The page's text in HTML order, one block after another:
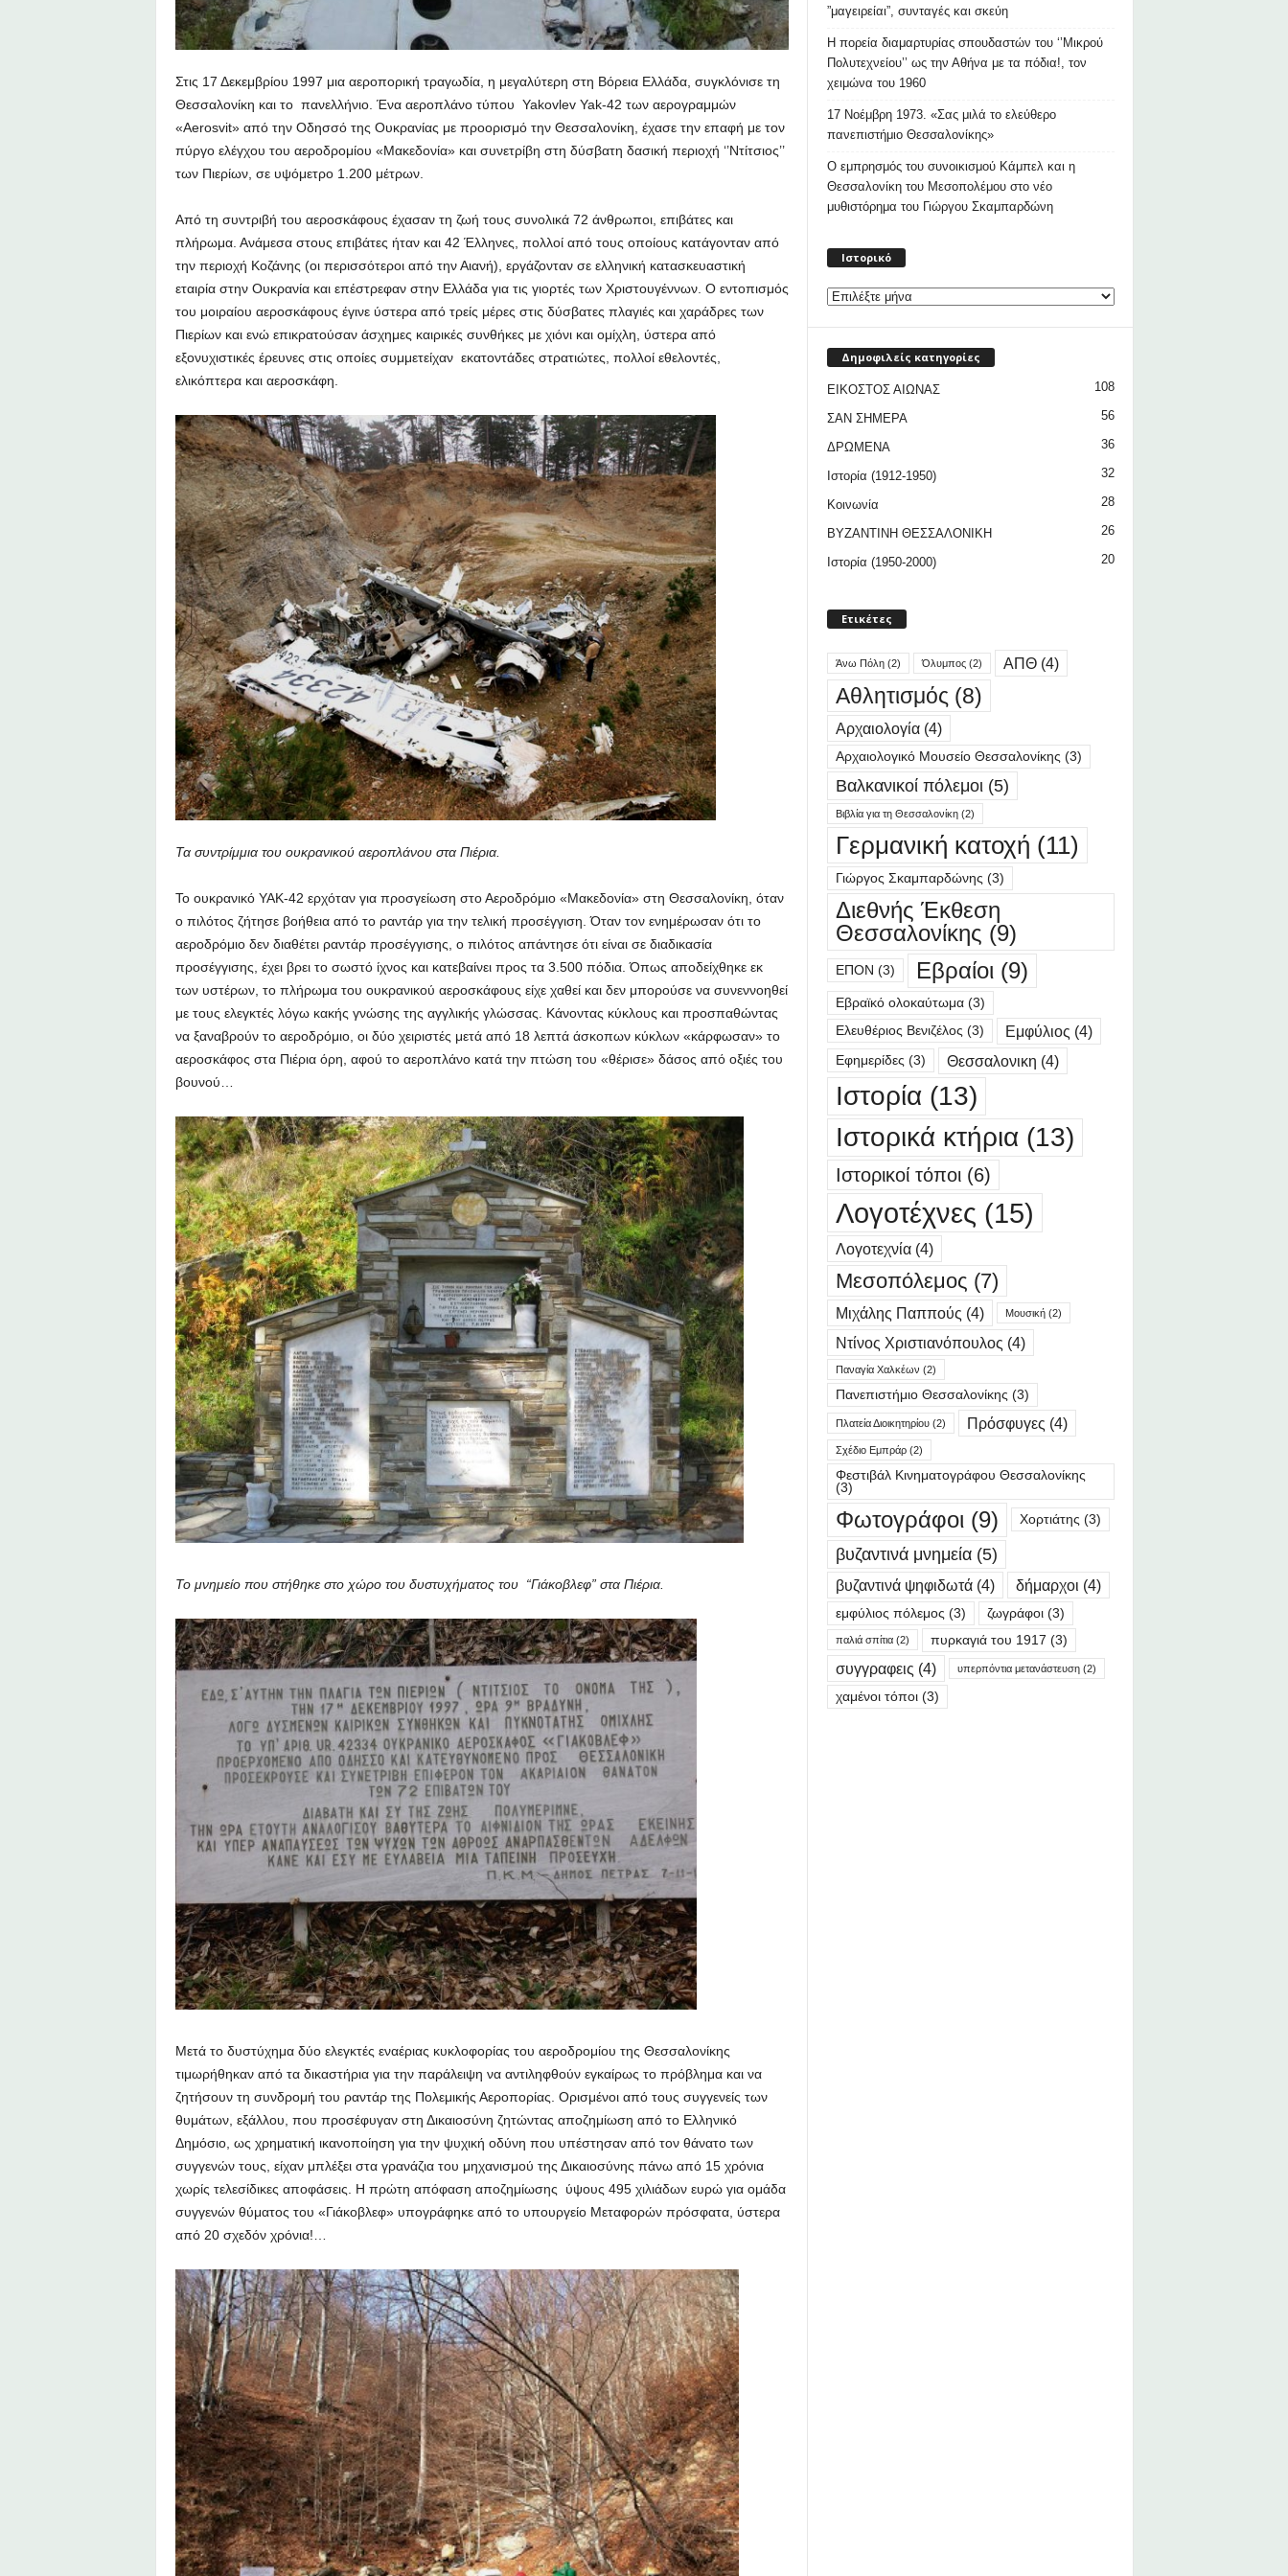
Στις 17 Δεκεμβρίου 1997 μια αεροπορική τραγωδία, η μεγαλύτερη στη Βόρεια Ελλάδα, συγκλόνισε τη
Θεσσαλονίκη και το πανελλήνιο. Ένα αεροπλάνο τύπου Yakovlev Yak-42 των αερογραμμών
«Aerosvit» από την Οδησσό της Ουκρανίας με προορισμό την Θεσσαλονίκη, έχασε την επαφή με τον
πύργο ελέγχου του αεροδρομίου «Μακεδονία» και συνετρίβη στη δύσβατη δασική περιοχή ‘’Ντίτσιος’’
των Πιερίων, σε υψόμετρο 1.200 μέτρων.
Από τη συντριβή του αεροσκάφους έχασαν τη ζωή τους συνολικά 72 άνθρωποι, επιβάτες και
πλήρωμα. Ανάμεσα στους επιβάτες ήταν και 42 Έλληνες, πολλοί από τους οποίους κατάγονταν από
την περιοχή Κοζάνης (οι περισσότεροι από την Αιανή), εργάζονταν σε ελληνική κατασκευαστική
εταιρία στην Ουκρανία και επέστρεφαν στην Ελλάδα για τις γιορτές των Χριστουγέννων. Ο εντοπισμός
του μοιραίου αεροσκάφους έγινε ύστερα από τρείς μέρες στις δύσβατες πλαγιές και χαράδρες των
Πιερίων και ενώ επικρατούσαν άσχημες καιρικές συνθήκες με χιόνι και ομίχλη, ύστερα από
εξονυχιστικές έρευνες στις οποίες συμμετείχαν εκατοντάδες στρατιώτες, πολλοί εθελοντές,
ελικόπτερα και αεροσκάφη.
Τα συντρίμμια του ουκρανικού αεροπλάνου στα Πιέρια.
Το ουκρανικό ΥΑΚ-42 ερχόταν για προσγείωση στο Αεροδρόμιο «Μακεδονία» στη Θεσσαλονίκη, όταν
ο πιλότος ζήτησε βοήθεια από το ραντάρ για την τελική προσέγγιση. Όταν τον ενημέρωσαν ότι το
αεροδρόμιο δεν διαθέτει ραντάρ προσέγγισης, ο πιλότος απάντησε ότι είναι σε διαδικασία
προσέγγισης, έχει βρει το σωστό ίχνος και κατεβαίνει προς τα 3.500 πόδια. Όπως αποδείχθηκε εκ
των υστέρων, το πλήρωμα του ουκρανικού αεροσκάφους είχε χαθεί και δεν μπορούσε να συνεννοηθεί
με τους ελεγκτές λόγω κακής γνώσης της αγγλικής γλώσσας. Κάνοντας κύκλους και προσπαθώντας
να ξαναβρούν το αεροδρόμιο, οι δύο χειριστές μετά από 18 λεπτά άσκοπων κύκλων «κάρφωσαν» το
αεροσκάφος στα Πιέρια όρη, αφού το αεροπλάνο κατά την πτώση του «θέρισε» δάσος από οξιές του
βουνού…
Το μνημείο που στήθηκε στο χώρο του δυστυχήματος του “Γιάκοβλεφ” στα Πιέρια.
Μετά το δυστύχημα δύο ελεγκτές εναέριας κυκλοφορίας του αεροδρομίου της Θεσσαλονίκης
τιμωρήθηκαν από τα δικαστήρια για την παράλειψη να αντιληφθούν εγκαίρως το πρόβλημα και να
ζητήσουν τη συνδρομή του ραντάρ της Πολεμικής Αεροπορίας. Ορισμένοι από τους συγγενείς των
θυμάτων, εξάλλου, που προσέφυγαν στη Δικαιοσύνη ζητώντας αποζημίωση από το Ελληνικό
Δημόσιο, ως χρηματική ικανοποίηση για την ψυχική οδύνη που υπέστησαν από τον θάνατο των
συγγενών τους, είχαν μπλέξει στα γρανάζια του μηχανισμού της Δικαιοσύνης πάνω από 15 χρόνια
χωρίς τελεσίδικες αποφάσεις. Η πρώτη απόφαση αποζημίωσης ύψους 495 χιλιάδων ευρώ για ομάδα
συγγενών θύματος του «Γιάκοβλεφ» υπογράφηκε από το υπουργείο Μεταφορών πρόσφατα, ύστερα
από 20 σχεδόν χρόνια!…
”μαγειρείαι”, συνταγές και σκεύη
Η πορεία διαμαρτυρίας σπουδαστών του ‘’Μικρού
Πολυτεχνείου’’ ως την Αθήνα με τα πόδια!, τον
χειμώνα του 1960
17 Νοέμβρη 1973. «Σας μιλά το ελεύθερο
πανεπιστήμιο Θεσσαλονίκης»
Ο εμπρησμός του συνοικισμού Κάμπελ και η
Θεσσαλονίκη του Μεσοπολέμου στο νέο
μυθιστόρημα του Γιώργου Σκαμπαρδώνη
Ιστορικό
Δημοφιλείς κατηγορίες
ΕΙΚΟΣΤΟΣ ΑΙΩΝΑΣ 108
ΣΑΝ ΣΗΜΕΡΑ 56
ΔΡΩΜΕΝΑ 36
Ιστορία (1912-1950) 32
Κοινωνία 28
ΒΥΖΑΝΤΙΝΗ ΘΕΣΣΑΛΟΝΙΚΗ 26
Ιστορία (1950-2000) 20
Ετικέτες
Άνω Πόλη(2) Όλυμπος(2) ΑΠΘ(4)
Αθλητισμός (8)
Αρχαιολογία(4)
Αρχαιολογικό Μουσείο Θεσσαλονίκης (3)
Βαλκανικοί πόλεμοι (5)
Βιβλία για τη Θεσσαλονίκη(2)
Γερμανική κατοχή (11)
Γιώργος Σκαμπαρδώνης (3)
Διεθνής Έκθεση
Θεσσαλονίκης (9)
ΕΠΟΝ (3) Εβραίοι (9)
Εβραϊκό ολοκαύτωμα(3)
Ελευθέριος Βενιζέλος (3) Εμφύλιος (4)
Εφημερίδες (3) Θεσσαλονικη (4)
Ιστορία(13)
Ιστορικά κτήρια(13)
Ιστορικοί τόποι(6)
Λογοτέχνες (15)
Λογοτεχνία(4)
Μεσοπόλεμος (7)
Μιχάλης Παππούς (4) Μουσική(2)
Ντίνος Χριστιανόπουλος (4)
Παναγία Χαλκέων (2)
Πανεπιστήμιο Θεσσαλονίκης (3)
Πλατεία Διοικητηρίου(2) Πρόσφυγες (4)
Σχέδιο Εμπράρ(2)
Φεστιβάλ Κινηματογράφου Θεσσαλονίκης
(3)
Φωτογράφοι (9) Χορτιάτης (3)
βυζαντινά μνημεία(5)
βυζαντινά ψηφιδωτά(4) δήμαρχοι (4)
εμφύλιος πόλεμος (3) ζωγράφοι(3)
παλιά σπίτια(2) πυρκαγιά του 1917 (3)
συγγραφεις (4) υπερπόντια μετανάστευση(2)
χαμένοι τόποι(3)